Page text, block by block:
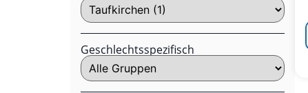
Geschlechtsspezifisch